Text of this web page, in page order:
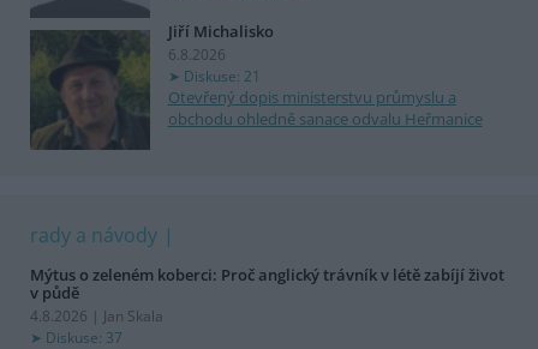
Jiří Michalisko
6.8.2026
Diskuse: 21
Otevřený dopis ministerstvu průmyslu a
obchodu ohledně sanace odvalu Heřmanice
rady a návody
Mýtus o zeleném koberci: Proč anglický trávník v létě zabíjí život
v půdě
4.8.2026 | Jan Skala
Diskuse: 37